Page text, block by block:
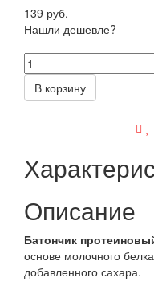
139 руб.
Нашли дешевле?
В корзину
Описание
Батончик
основе молочного
добавленного сахара.